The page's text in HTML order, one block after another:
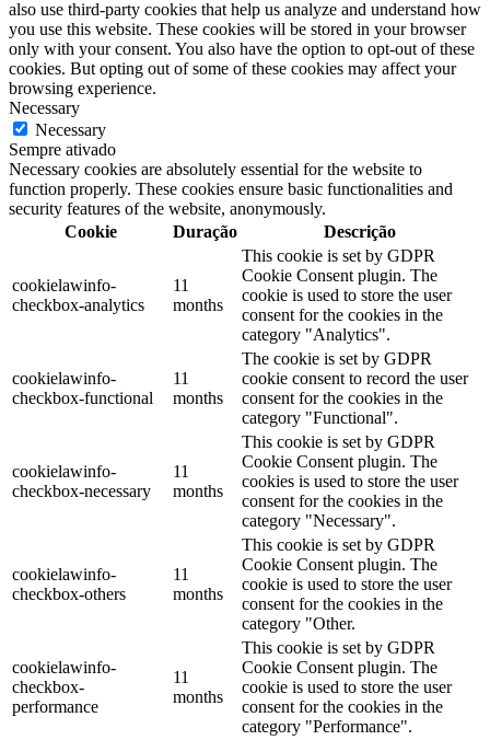
also use third-party cookies that help us analyze and understand how
you use this website. These cookies will be stored in your browser
only with your consent. You also have the option to opt-out of these
cookies. But opting out of some of these cookies may affect your
browsing experience.
Necessary
Necessary
Sempre ativado
Necessary cookies are absolutely essential for the website to
function properly. These cookies ensure basic functionalities and
security features of the website, anonymously.
Cookie
Duração Descrição
cookielawinfo-
checkbox-analytics
11
months
This cookie is set by GDPR
Cookie Consent plugin. The
cookie is used to store the user
consent for the cookies in the
category "Analytics".
cookielawinfo-
checkbox-functional
11
months
The cookie is set by GDPR
cookie consent to record the user
consent for the cookies in the
category "Functional".
cookielawinfo-
checkbox-necessary
11
months
This cookie is set by GDPR
Cookie Consent plugin. The
cookies is used to store the user
consent for the cookies in the
category "Necessary".
cookielawinfo-
checkbox-others
11
months
This cookie is set by GDPR
Cookie Consent plugin. The
cookie is used to store the user
consent for the cookies in the
category "Other.
cookielawinfo-
checkbox-
performance
11
months
This cookie is set by GDPR
Cookie Consent plugin. The
cookie is used to store the user
consent for the cookies in the
category "Performance".